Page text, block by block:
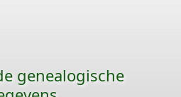
genealogische